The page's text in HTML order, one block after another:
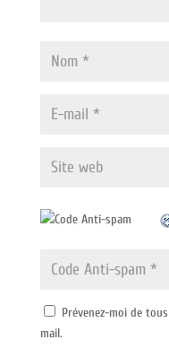
Prévenez-moi de
mail.